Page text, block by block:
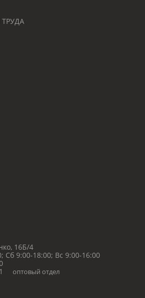
16Б/4
Сб 9:00-18:00; Вс 9:00-16:00
оптовый отдел